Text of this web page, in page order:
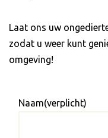
Laat ons uw
zodat u weer kunt
omgeving!
Naam(verplicht)